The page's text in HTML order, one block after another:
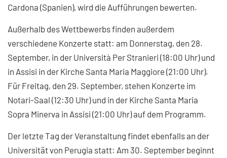
Cardona (Spanien), wird die Aufführungen bewerten.
Außerhalb des Wettbewerbs finden außerdem
verschiedene Konzerte statt: am Donnerstag, den 28.
September, in der Università Per Stranieri (18:00 Uhr) und
in Assisi in der Kirche Santa Maria Maggiore (21:00 Uhr).
Für Freitag, den 29. September, stehen Konzerte im
Notari-Saal (12:30 Uhr) und in der Kirche Santa Maria
Sopra Minerva in Assisi (21:00 Uhr) auf dem Programm.
Der letzte Tag der Veranstaltung findet ebenfalls an der
Universität von Perugia statt: Am 30. September beginnt